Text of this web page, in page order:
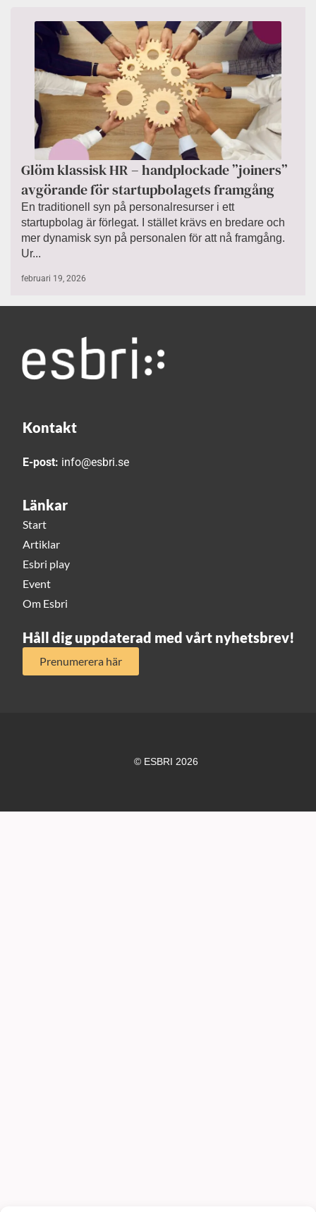
Glöm klassisk HR – handplockade ”joiners”
avgörande för startupbolagets framgång
En traditionell syn på personalresurser i ett
startupbolag är förlegat. I stället krävs en bredare och
mer dynamisk syn på personalen för att nå framgång.
Ur...
februari 19, 2026
Kontakt
E-post: info@esbri.se
Länkar
Start
Artiklar
Esbri play
Event
Om Esbri
Håll dig uppdaterad med vårt nyhetsbrev!
Prenumerera här
© ESBRI 2026